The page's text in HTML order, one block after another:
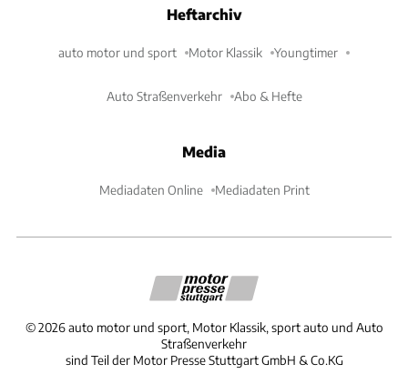
Heftarchiv
auto motor und sport Motor Klassik Youngtimer
Auto Straßenverkehr Abo & Hefte
Media
Mediadaten Online Mediadaten Print
©2026 auto motor und sport, Motor Klassik, sport auto und Auto
Straßenverkehr
sind Teil der Motor Presse Stuttgart GmbH & Co.KG